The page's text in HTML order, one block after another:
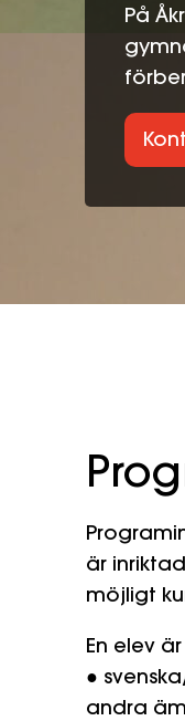
På
är
möjligt
En elev
●
andra